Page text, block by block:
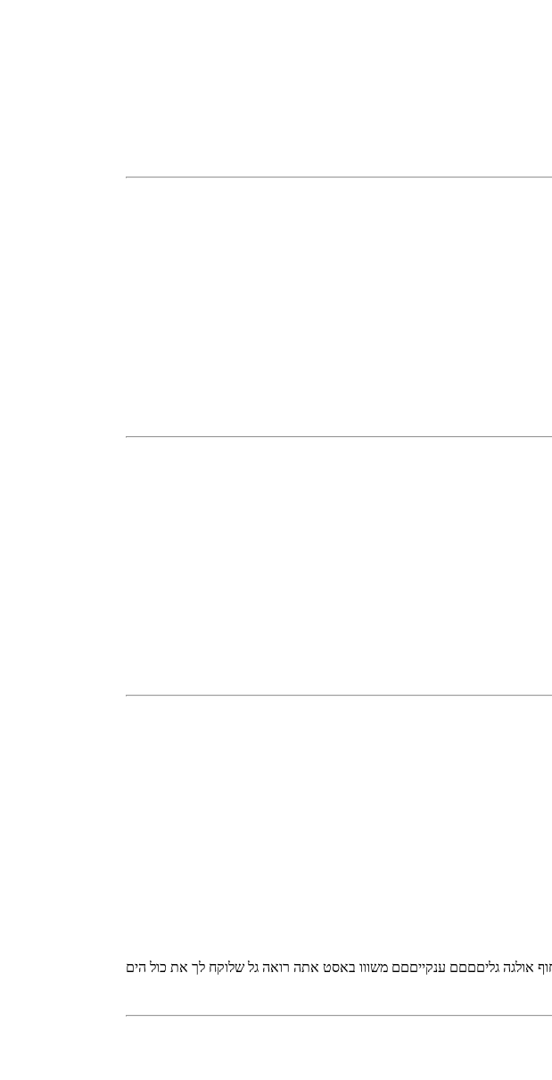
ים פרטי שלך חוף אולגה גליםםםם ענקייםםם משווו באסט אתה רואה גל שלוקח לך את כול הים